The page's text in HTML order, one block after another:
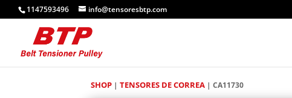
1147593496 info@tensoresbtp.com
SHOP | TENSORES DE CORREA | CA11730